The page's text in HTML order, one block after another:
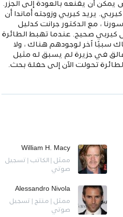
يمكن أن يقنعه بالعودة إلى الجزر.
يريد كيربي وزوجته أماندا أن
، مع الدكتور جرانت كدليل
صحيح. عندما تهبط الطائرة
سببًا آخر لوجودهم هناك ، ولا
عالق في جزيرة لم يسبق له مثيل
تحولت الآن إلى حفلة بحث.
William H. Macy
ممثل | الكاتب | تسجيل
صوتي
Alessandro Nivola
ممثل | منتج | تسجيل
صوتي